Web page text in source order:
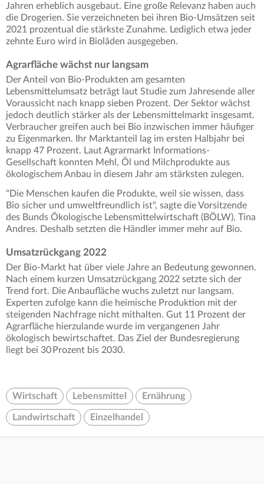
Jahren erheblich ausgebaut. Eine große Relevanz haben auch
die Drogerien. Sie verzeichneten bei ihren Bio-Umsätzen seit
2021 prozentual die stärkste Zunahme. Lediglich etwa jeder
zehnte Euro wird in Bioläden ausgegeben.
Agrarfläche wächst nur langsam
Der Anteil von Bio-Produkten am gesamten
Lebensmittelumsatz beträgt laut Studie zum Jahresende aller
Voraussicht nach knapp sieben Prozent. Der Sektor wächst
jedoch deutlich stärker als der Lebensmittelmarkt insgesamt.
Verbraucher greifen auch bei Bio inzwischen immer häufiger
zu Eigenmarken. Ihr Marktanteil lag im ersten Halbjahr bei
knapp 47 Prozent. Laut Agrarmarkt Informations-
Gesellschaft konnten Mehl, Öl und Milchprodukte aus
ökologischem Anbau in diesem Jahr am stärksten zulegen.
"Die Menschen kaufen die Produkte, weil sie wissen, dass
Bio sicher und umweltfreundlich ist", sagte die Vorsitzende
des Bunds Ökologische Lebensmittelwirtschaft (BÖLW), Tina
Andres. Deshalb setzten die Händler immer mehr auf Bio.
Umsatzrückgang 2022
Der Bio-Markt hat über viele Jahre an Bedeutung gewonnen.
Nach einem kurzen Umsatzrückgang 2022 setzte sich der
Trend fort. Die Anbaufläche wuchs zuletzt nur langsam.
Experten zufolge kann die heimische Produktion mit der
steigenden Nachfrage nicht mithalten. Gut 11 Prozent der
Agrarfläche hierzulande wurde im vergangenen Jahr
ökologisch bewirtschaftet. Das Ziel der Bundesregierung
liegt bei 30 Prozent bis 2030.
Wirtschaft Lebensmittel Ernährung
Landwirtschaft Einzelhandel